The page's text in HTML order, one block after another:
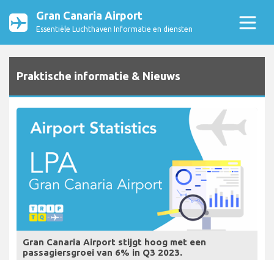
Gran Canaria Airport
Essentiële Luchthaven Informatie en diensten
Praktische informatie & Nieuws
Gran Canaria Airport stijgt hoog met een
passagiersgroei van 6% in Q3 2023.